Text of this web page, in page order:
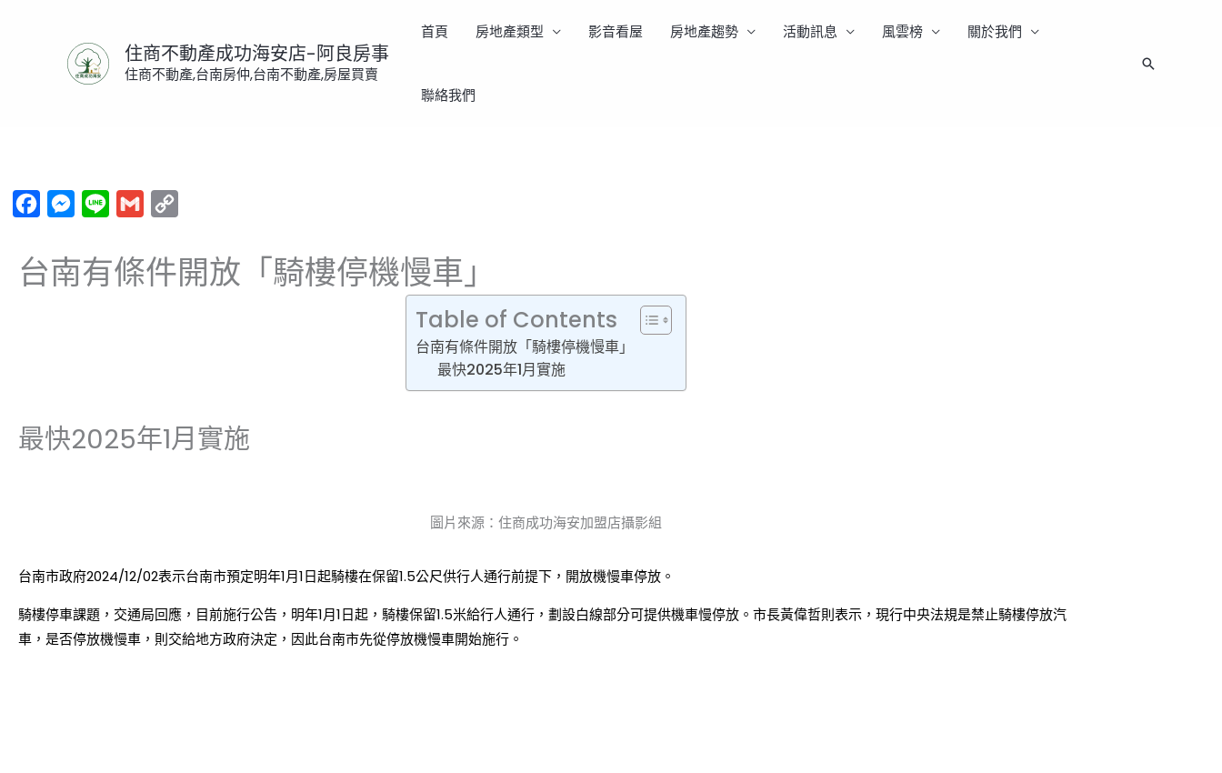
住商不動產成功海安店-阿良房事
住商不動產,台南房仲,台南不動產,房屋買賣
首頁 房地產類型 影音看屋 房地產趨勢 活動訊息 風雲榜 關於我們
聯絡我們
搜
FacebookMessenger
Line Gmail
台南有條件開放「騎樓停機慢車」
Table of Contents
台南有條件開放「騎樓停機慢車」
最快2025年1月實施
最快2025年1月實施
圖片來源：住商成功海安加盟店攝影組
台南市政府2024/12/02表示台南市預定明年1月1日起騎樓在保留1.5公尺供行人通行前提下，開放機慢車停放。
騎樓停車課題，交通局回應，目前施行公告，明年1月1日起，騎樓保留1.5米給行人通行，劃設白線部分可提供機車慢停放。市長黃偉哲則表示，現行中央法規是禁止騎樓停放汽
車，是否停放機慢車，則交給地方政府決定，因此台南市先從停放機慢車開始施行。